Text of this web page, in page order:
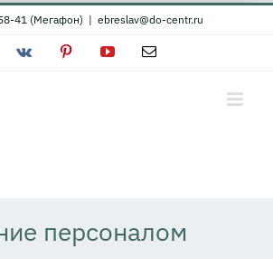
41 (Мегафон) | ebreslav@do-centr.ru
Vk PinterestYouTubeEmail
персоналом